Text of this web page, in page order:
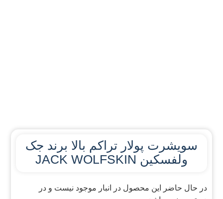
سویشرت پولار تراکم بالا برند جک
ولفسکین JACK WOLFSKIN
در حال حاضر این محصول در انبار موجود نیست و در